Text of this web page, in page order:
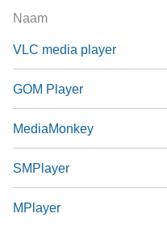
Naam
VLC media player
GOM Player
MediaMonkey
SMPlayer
MPlayer